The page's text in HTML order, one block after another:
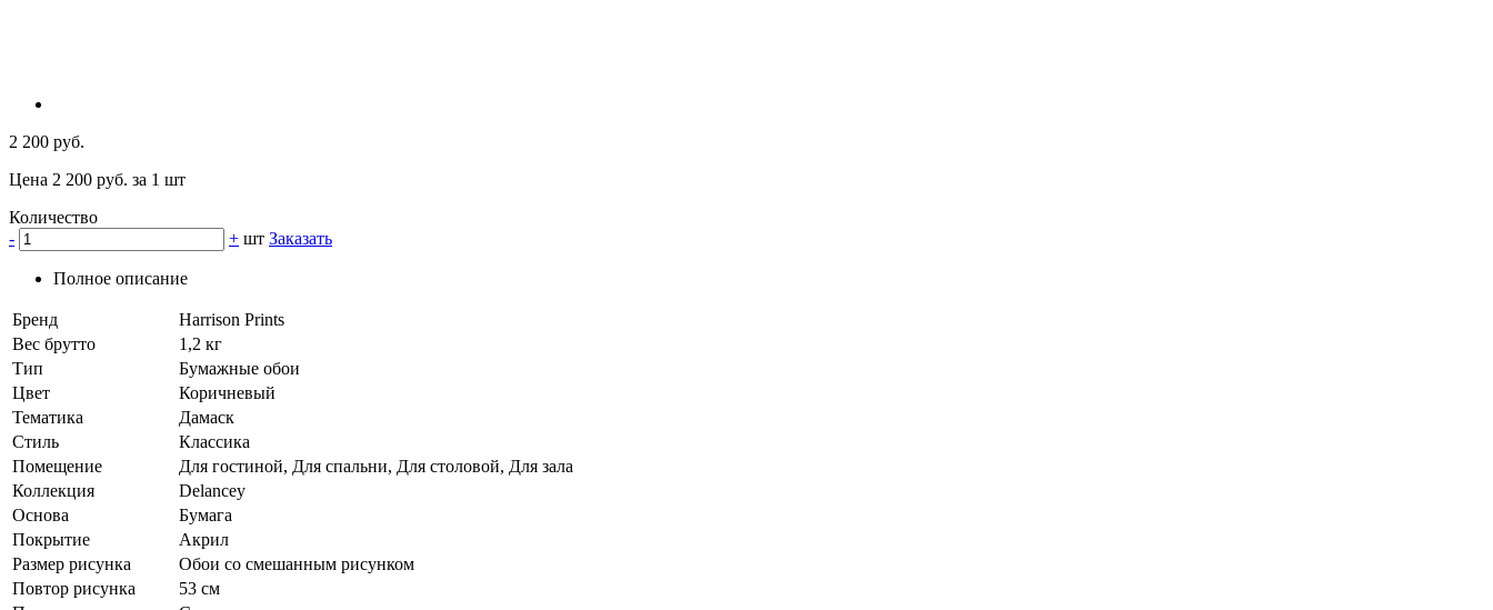
2 200 руб.
Цена 2 200 руб. за 1 шт
Количество
-
+ шт Заказать
Полное описание
Бренд
Harrison Prints
Вес брутто
1,2 кг
Тип
Бумажные обои
Цвет
Коричневый
Тематика
Дамаск
Стиль
Классика
Помещение
Для гостиной, Для спальни, Для столовой, Для зала
Коллекция
Delancey
Основа
Бумага
Покрытие
Акрил
Размер рисунка
Обои со смешанным рисунком
Повтор рисунка
53 см